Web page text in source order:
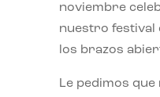
noviembre
nuestro festival
los brazos
Le pedimos